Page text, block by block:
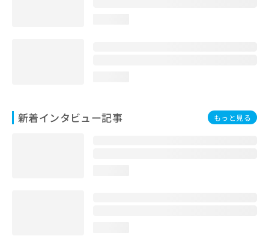
新着インタビュー記事 もっと見る